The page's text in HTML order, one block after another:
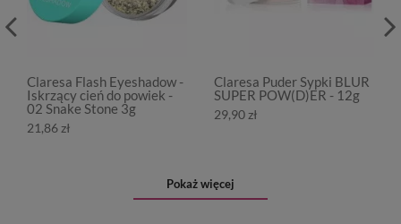
Claresa Flash Eyeshadow -
Iskrzący cień do powiek -
02 Snake Stone 3g
21,86 zł
Claresa Puder Sypki BLUR
SUPER POW(D)ER - 12g
29,90 zł
Pokaż więcej